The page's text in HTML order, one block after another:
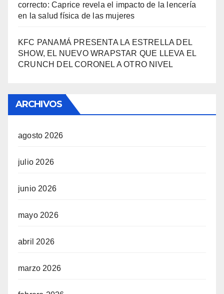
correcto: Caprice revela el impacto de la lencería
en la salud física de las mujeres
KFC PANAMÁ PRESENTA LA ESTRELLA DEL
SHOW, EL NUEVO WRAPSTAR QUE LLEVA EL
CRUNCH DEL CORONEL A OTRO NIVEL
ARCHIVOS
agosto 2026
julio 2026
junio 2026
mayo 2026
abril 2026
marzo 2026